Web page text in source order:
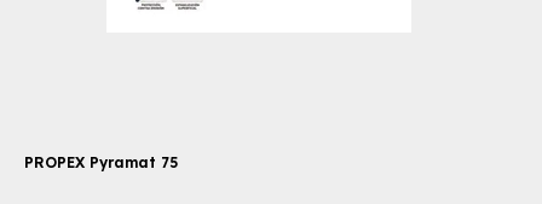
PROPEX Pyramat 75